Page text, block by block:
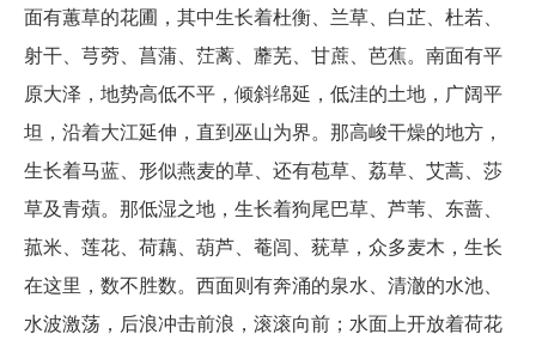
面有蕙草的花圃，其中生长着杜衡、兰草、白芷、杜若、
射干、芎䓖、菖蒲、茳蓠、蘼芜、甘蔗、芭蕉。南面有平
原大泽，地势高低不平，倾斜绵延，低洼的土地，广阔平
坦，沿着大江延伸，直到巫山为界。那高峻干燥的地方，
生长着马蓝、形似燕麦的草、还有苞草、荔草、艾蒿、莎
草及青薠。那低湿之地，生长着狗尾巴草、芦苇、东蔷、
菰米、莲花、荷藕、葫芦、菴闾、莸草，众多麦木，生长
在这里，数不胜数。西面则有奔涌的泉水、清澈的水池、
水波激荡，后浪冲击前浪，滚滚向前；水面上开放着荷花